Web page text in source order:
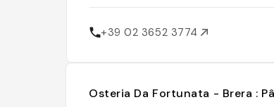
+39 02 3652 3774
Osteria Da Fortunata - Brera :